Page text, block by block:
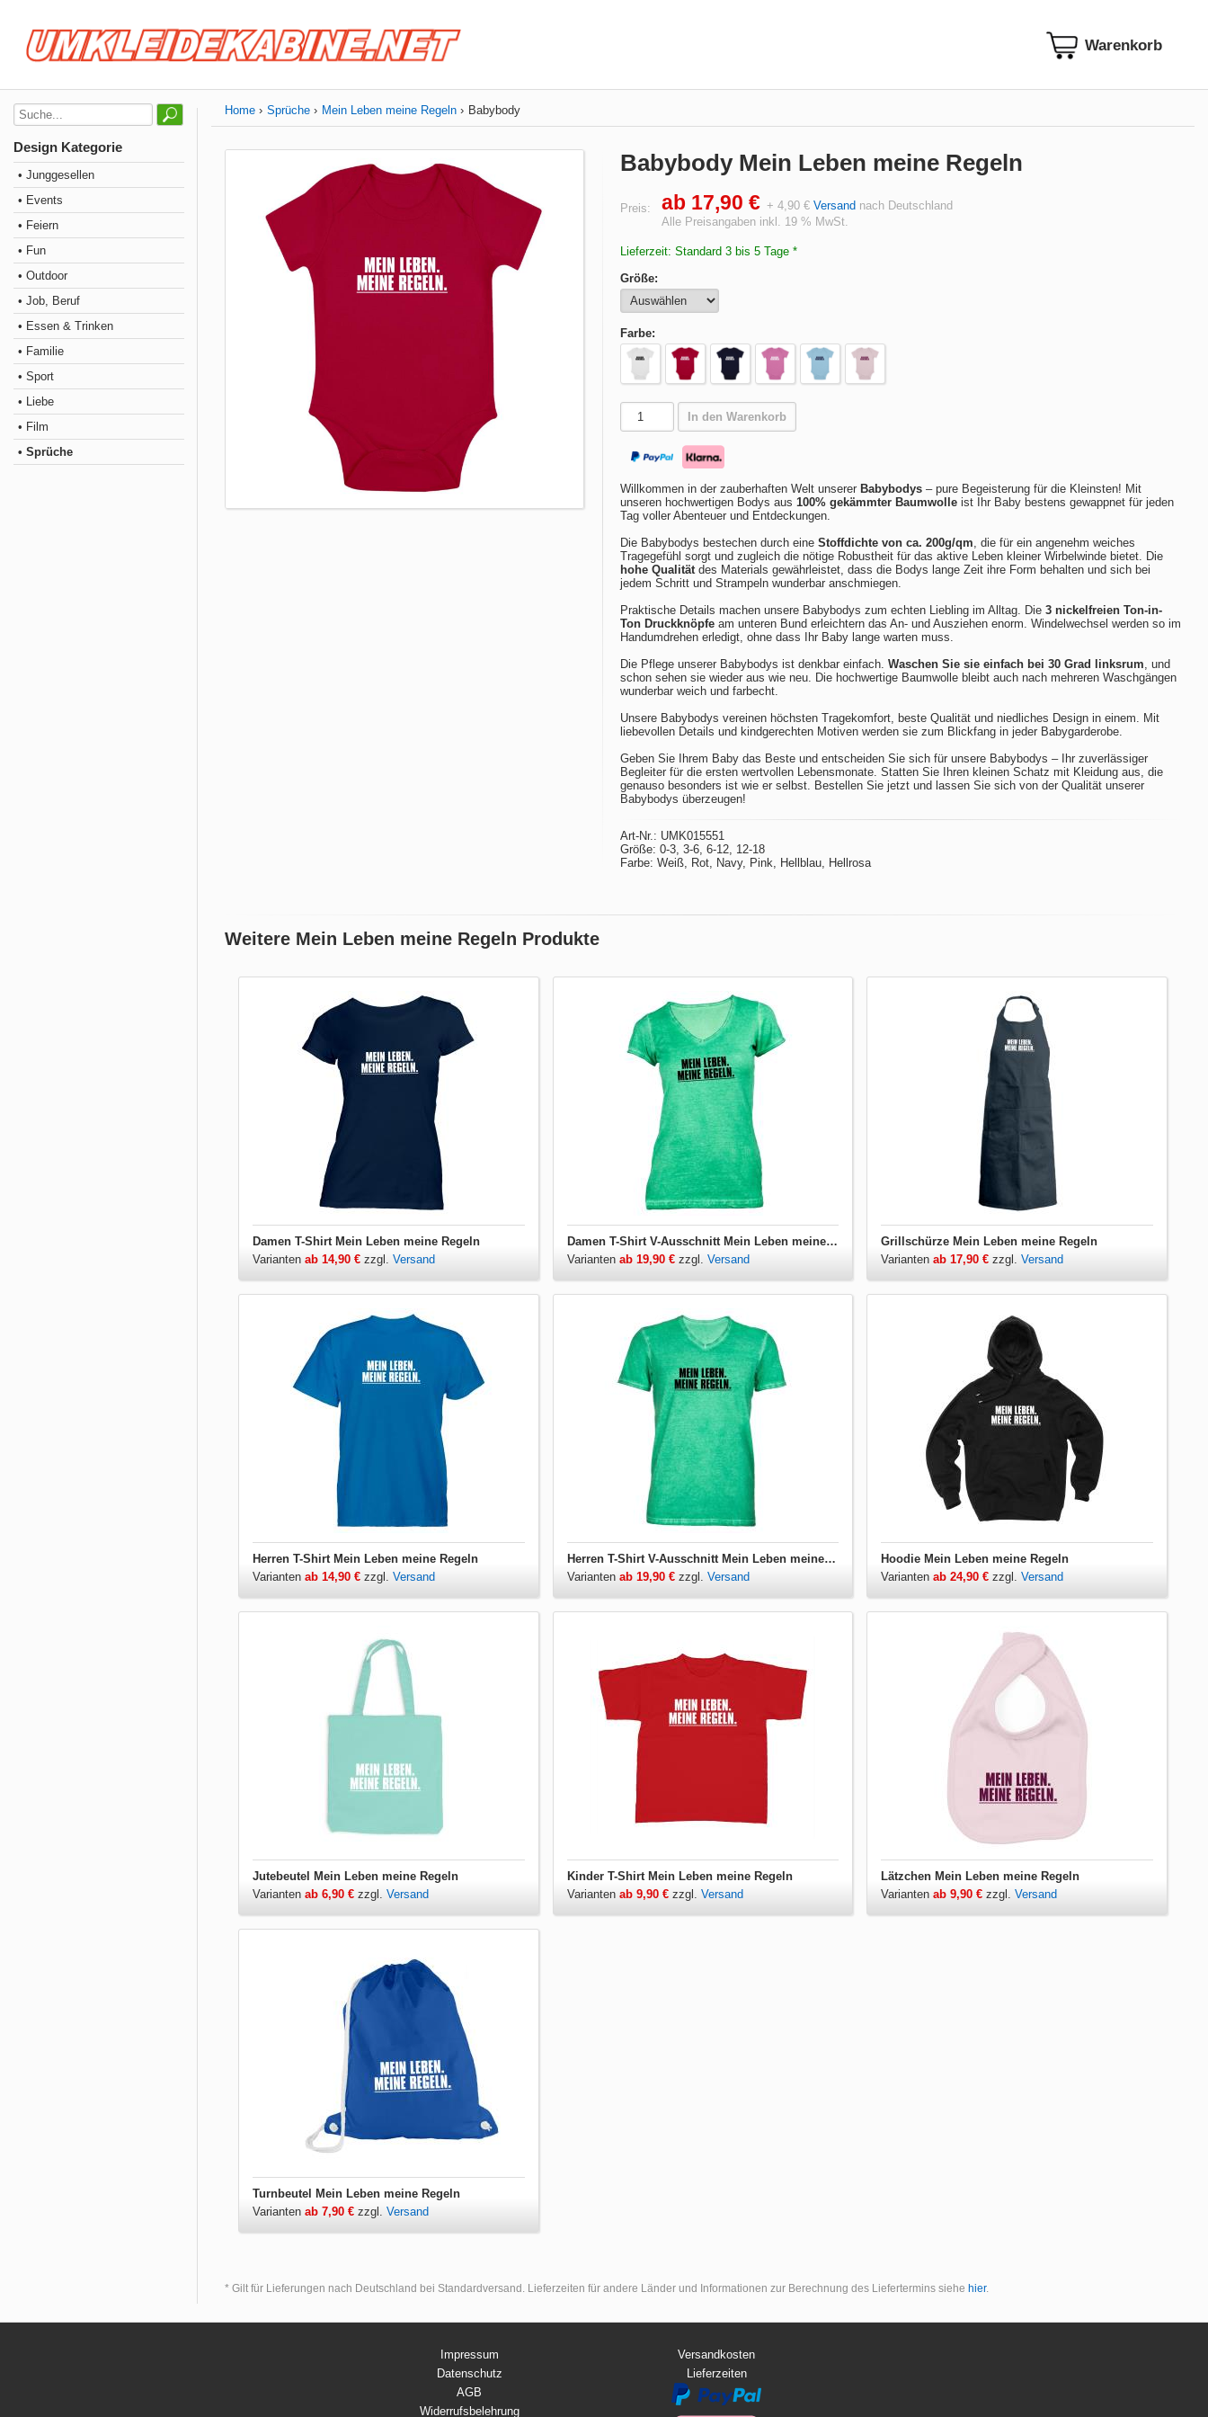
Design Kategorie
• Junggesellen
• Events
• Feiern
• Fun
• Outdoor
• Job, Beruf
• Essen & Trinken
• Familie
• Sport
• Liebe
• Film
• Sprüche
Home Sprüche Mein Leben meine Regeln Babybody
Babybody Mein Leben meine Regeln
Preis: ab 17,90 € + 4,90 € Versand nach Deutschland
Alle Preisangaben inkl. 19 % MwSt.
Lieferzeit: Standard 3 bis 5 Tage *
Größe:
Farbe:
In den Warenkorb
Willkommen in der zauberhaften Welt unserer Babybodys – pure Begeisterung für die Kleinsten! Mit
unseren hochwertigen Bodys aus 100% gekämmter Baumwolle ist Ihr Baby bestens gewappnet für jeden
Tag voller Abenteuer und Entdeckungen.
Die Babybodys bestechen durch eine Stoffdichte von ca. 200g/qm , die für ein angenehm weiches
Tragegefühl sorgt und zugleich die nötige Robustheit für das aktive Leben kleiner Wirbelwinde bietet. Die
hohe Qualität des Materials gewährleistet, dass die Bodys lange Zeit ihre Form behalten und sich bei
jedem Schritt und Strampeln wunderbar anschmiegen.
Praktische Details machen unsere Babybodys zum echten Liebling im Alltag. Die 3 nickelfreien Ton-in-
Ton Druckknöpfe am unteren Bund erleichtern das An- und Ausziehen enorm. Windelwechsel werden so im
Handumdrehen erledigt, ohne dass Ihr Baby lange warten muss.
Die Pflege unserer Babybodys ist denkbar einfach. Waschen Sie sie einfach bei 30 Grad linksrum , und
schon sehen sie wieder aus wie neu. Die hochwertige Baumwolle bleibt auch nach mehreren Waschgängen
wunderbar weich und farbecht.
Unsere Babybodys vereinen höchsten Tragekomfort, beste Qualität und niedliches Design in einem. Mit
liebevollen Details und kindgerechten Motiven werden sie zum Blickfang in jeder Babygarderobe.
Geben Sie Ihrem Baby das Beste und entscheiden Sie sich für unsere Babybodys – Ihr zuverlässiger
Begleiter für die ersten wertvollen Lebensmonate. Statten Sie Ihren kleinen Schatz mit Kleidung aus, die
genauso besonders ist wie er selbst. Bestellen Sie jetzt und lassen Sie sich von der Qualität unserer
Babybodys überzeugen!
Art-Nr.: UMK015551
Größe: 0-3, 3-6, 6-12, 12-18
Farbe: Weiß, Rot, Navy, Pink, Hellblau, Hellrosa
Weitere Mein Leben meine Regeln Produkte
Damen T-Shirt Mein Leben meine Regeln
Varianten ab 14,90 € zzgl. Versand
Damen T-Shirt V-Ausschnitt Mein Leben meine Regeln
Varianten ab 19,90 €zzgl. Versand
Grillschürze Mein Leben meine Regeln
Variantenab 17,90 € zzgl.Versand
Herren T-Shirt Mein Leben meine Regeln
Varianten ab 14,90 € zzgl. Versand
Herren T-Shirt V-Ausschnitt Mein Leben meine Regeln
Varianten ab 19,90 €zzgl. Versand
Hoodie Mein Leben meine Regeln
Variantenab 24,90 € zzgl.Versand
Jutebeutel Mein Leben meine Regeln
Varianten ab 6,90 € zzgl. Versand
Kinder T-Shirt Mein Leben meine Regeln
Varianten ab 9,90 €zzgl. Versand
Lätzchen Mein Leben meine Regeln
Variantenab 9,90 € zzgl.Versand
Turnbeutel Mein Leben meine Regeln
Varianten ab 7,90 € zzgl. Versand
* Gilt für Lieferungen nach Deutschland bei Standardversand. Lieferzeiten für andere Länder und Informationen zur Berechnung des Liefertermins siehe hier.
Impressum
Datenschutz
AGB
Widerrufsbelehrung
Versandkosten
Lieferzeiten